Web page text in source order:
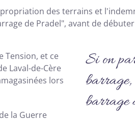
des terrains et
de Pradel", avant de
Tension, et ce
Laval-de-Cère
lors
la Guerre
Si on
barrage